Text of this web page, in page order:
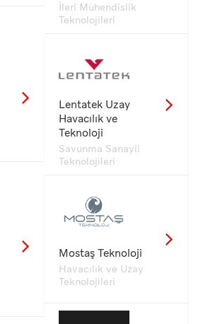
İleri Mühendislik
Teknolojileri
Lentatek Uzay
Havacılık ve
Teknoloji
Savunma Sanayii
Teknolojileri
Mostaş Teknoloji
Havacılık ve Uzay
Teknolojileri